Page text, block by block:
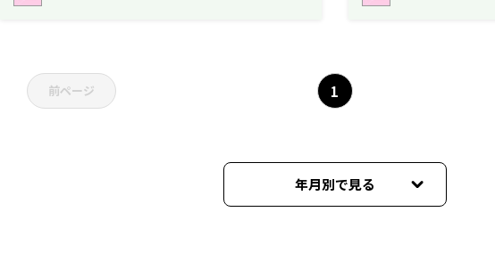
前ページ 1
年月別で見る